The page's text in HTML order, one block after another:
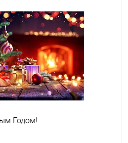
Годом!